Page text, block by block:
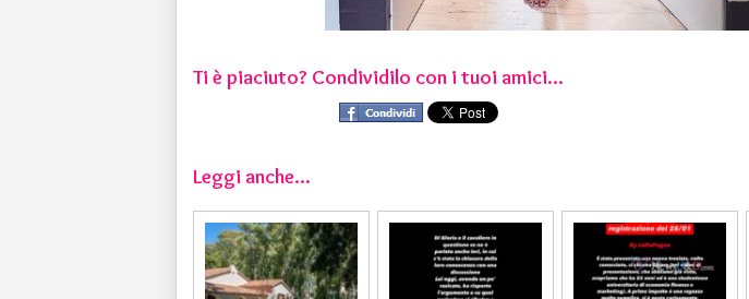
Ti è piaciuto? Condividilo con i tuoi amici...
Leggi anche...